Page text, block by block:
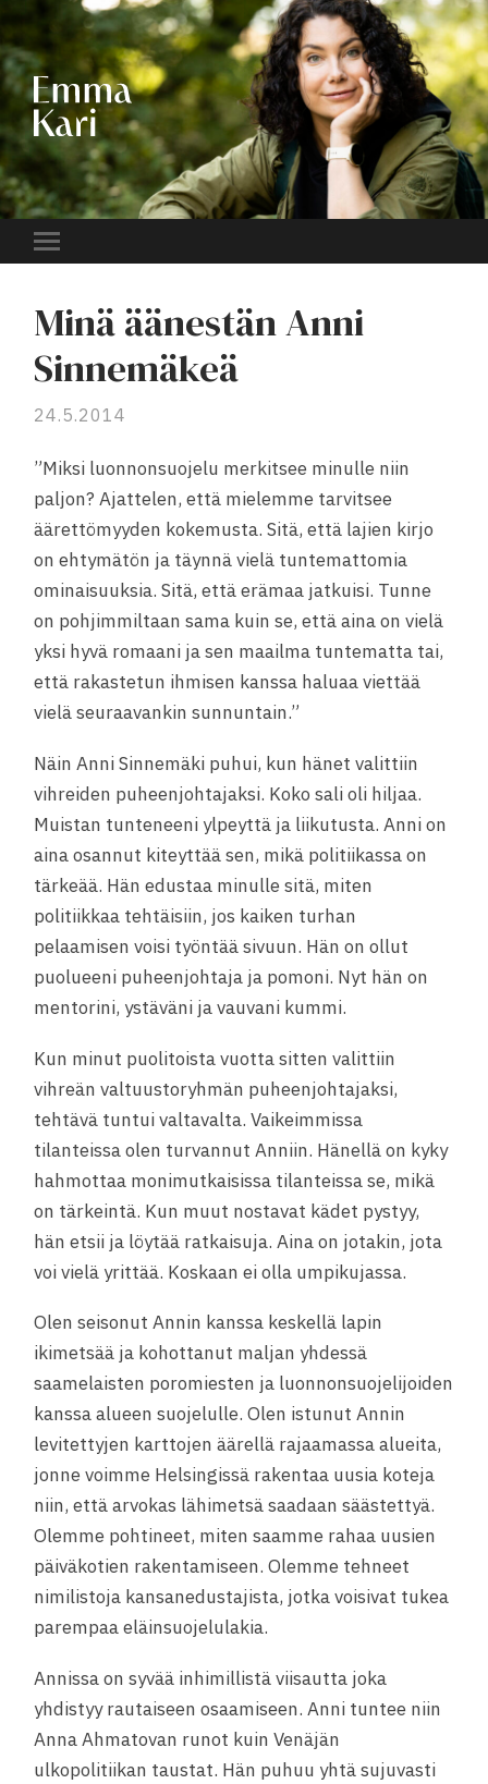
EMMA
KARI
Toggle
Minä äänestän Anni
Sinnemäkeä
24.5.2014
”Miksi luonnonsuojelu merkitsee minulle niin
paljon? Ajattelen, että mielemme tarvitsee
äärettömyyden kokemusta. Sitä, että lajien kirjo
on ehtymätön ja täynnä vielä tuntemattomia
ominaisuuksia. Sitä, että erämaa jatkuisi. Tunne
on pohjimmiltaan sama kuin se, että aina on vielä
yksi hyvä romaani ja sen maailma tuntematta tai,
että rakastetun ihmisen kanssa haluaa viettää
vielä seuraavankin sunnuntain.”
Näin Anni Sinnemäki puhui, kun hänet valittiin
vihreiden puheenjohtajaksi. Koko sali oli hiljaa.
Muistan tunteneeni ylpeyttä ja liikutusta. Anni on
aina osannut kiteyttää sen, mikä politiikassa on
tärkeää. Hän edustaa minulle sitä, miten
politiikkaa tehtäisiin, jos kaiken turhan
pelaamisen voisi työntää sivuun. Hän on ollut
puolueeni puheenjohtaja ja pomoni. Nyt hän on
mentorini, ystäväni ja vauvani kummi.
Kun minut puolitoista vuotta sitten valittiin
vihreän valtuustoryhmän puheenjohtajaksi,
tehtävä tuntui valtavalta. Vaikeimmissa
tilanteissa olen turvannut Anniin. Hänellä on kyky
hahmottaa monimutkaisissa tilanteissa se, mikä
on tärkeintä. Kun muut nostavat kädet pystyy,
hän etsii ja löytää ratkaisuja. Aina on jotakin, jota
voi vielä yrittää. Koskaan ei olla umpikujassa.
Olen seisonut Annin kanssa keskellä lapin
ikimetsää ja kohottanut maljan yhdessä
saamelaisten poromiesten ja luonnonsuojelijoiden
kanssa alueen suojelulle. Olen istunut Annin
levitettyjen karttojen äärellä rajaamassa alueita,
jonne voimme Helsingissä rakentaa uusia koteja
niin, että arvokas lähimetsä saadaan säästettyä.
Olemme pohtineet, miten saamme rahaa uusien
päiväkotien rakentamiseen. Olemme tehneet
nimilistoja kansanedustajista, jotka voisivat tukea
parempaa eläinsuojelulakia.
Annissa on syvää inhimillistä viisautta joka
yhdistyy rautaiseen osaamiseen. Anni tuntee niin
Anna Ahmatovan runot kuin Venäjän
ulkopolitiikan taustat. Hän puhuu yhtä sujuvasti